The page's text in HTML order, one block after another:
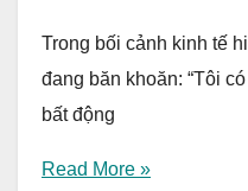
Trong bối cảnh kinh tế
đang băn khoăn: “Tôi
bất động
Read More »